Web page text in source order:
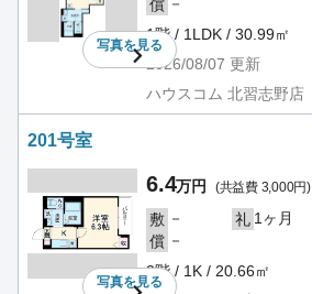
写真を見る
償
1階 / 1LDK / 30.99㎡
2026/08/07 更新
ハウスコム 北習志野店
201号室
写真を見る
6.4万円 (共益費 3,000円)
敷 － 礼 1ヶ月
償 －
2階 / 1K / 20.66㎡